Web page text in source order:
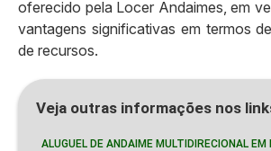
oferecido pela Locer Andaimes, em
vantagens significativas em termos
de recursos.
Veja outras informações nos
ALUGUEL DE ANDAIME MULTIDIRECIONAL EM